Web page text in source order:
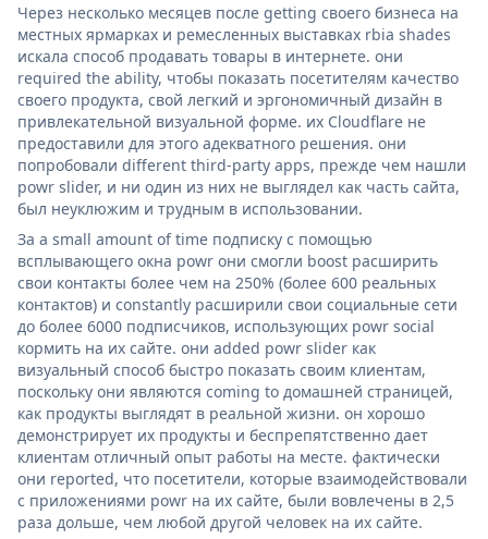
Через несколько месяцев после getting своего бизнеса на
местных ярмарках и ремесленных выставках rbia shades
искала способ продавать товары в интернете. они
required the ability, чтобы показать посетителям качество
своего продукта, свой легкий и эргономичный дизайн в
привлекательной визуальной форме. их Cloudflare не
предоставили для этого адекватного решения. они
попробовали different third-party apps, прежде чем нашли
powr slider, и ни один из них не выглядел как часть сайта,
был неуклюжим и трудным в использовании.
За a small amount of time подписку с помощью
всплывающего окна powr они смогли boost расширить
свои контакты более чем на 250% (более 600 реальных
контактов) и constantly расширили свои социальные сети
до более 6000 подписчиков, использующих powr social
кормить на их сайте. они added powr slider как
визуальный способ быстро показать своим клиентам,
поскольку они являются coming to домашней страницей,
как продукты выглядят в реальной жизни. он хорошо
демонстрирует их продукты и беспрепятственно дает
клиентам отличный опыт работы на месте. фактически
они reported, что посетители, которые взаимодействовали
с приложениями powr на их сайте, были вовлечены в 2,5
раза дольше, чем любой другой человек на их сайте.